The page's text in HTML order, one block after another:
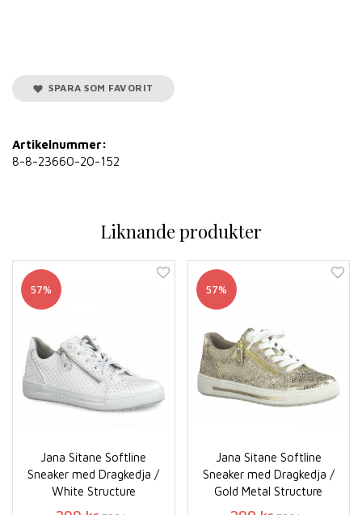
SPARA SOM FAVORIT
Artikelnummer:
8-8-23660-20-152
Liknande produkter
57%
Jana Sitane Softline
Sneaker med Dragkedja /
White Structure
57%
Jana Sitane Softline
Sneaker med Dragkedja /
Gold Metal Structure